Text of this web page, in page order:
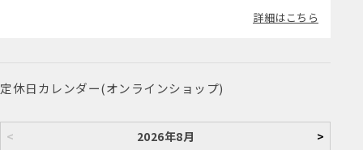
詳細はこちら
定休日カレンダー(オンラインショップ)
< 2026年8月 >